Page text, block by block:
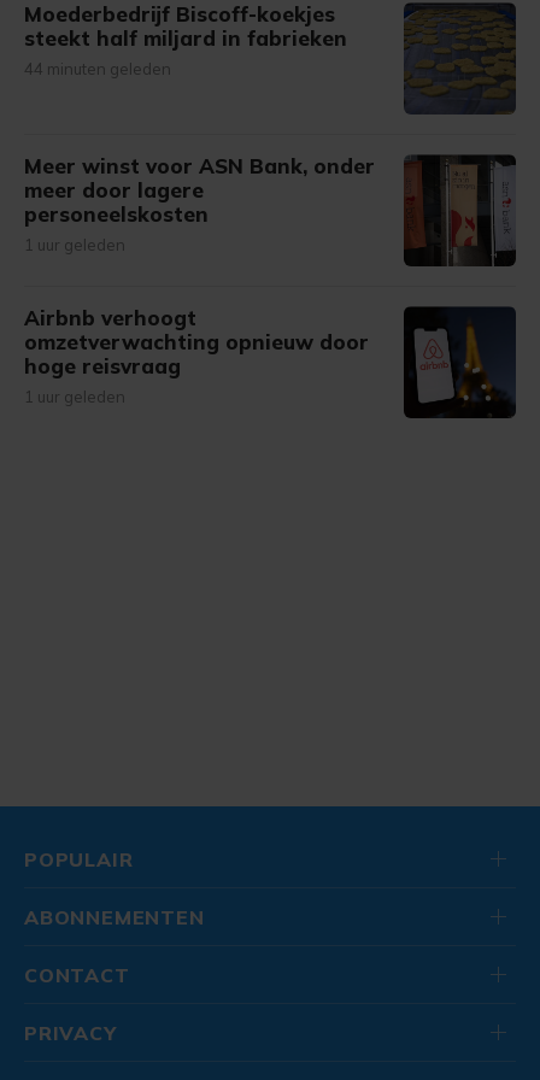
Moederbedrijf Biscoff-koekjes
steekt half miljard in fabrieken
44 minuten geleden
Meer winst voor ASN Bank, onder
meer door lagere
personeelskosten
1 uur geleden
Airbnb verhoogt
omzetverwachting opnieuw door
hoge reisvraag
1 uur geleden
POPULAIR
ABONNEMENTEN
CONTACT
PRIVACY